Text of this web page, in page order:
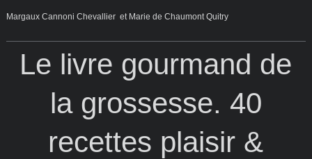
Margaux Cannoni Chevallier et Marie de Chaumont Quitry
Le livre gourmand de
la grossesse. 40
recettes plaisir &